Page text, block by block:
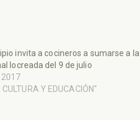
invita a cocineros a sumarse a la
locreada del 9 de julio
2017
CULTURA Y EDUCACIÓN"